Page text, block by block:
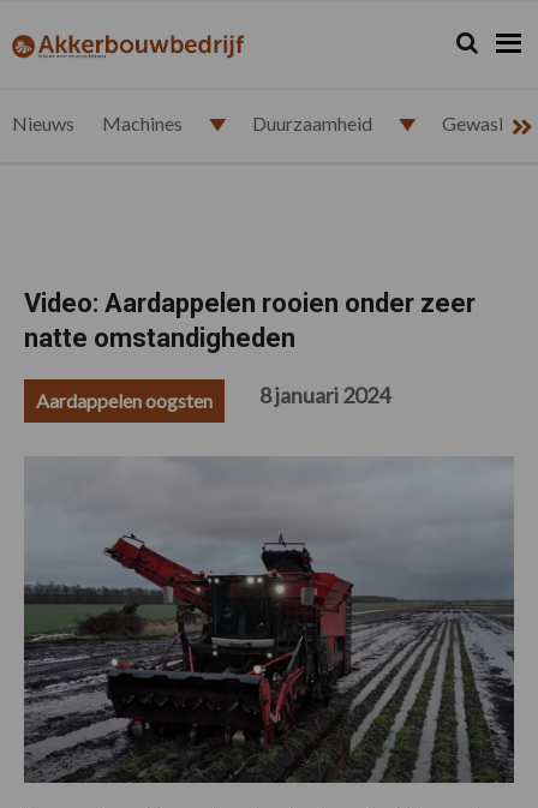
de
de
de
de
akkerbouwbedrijf.nl Zoeken...
Zoek
Nieuws Machines Duurzaamheid
Video: Aardappelen rooien onder zeer
natte omstandigheden
Aardappelen oogsten 8 januari 2024